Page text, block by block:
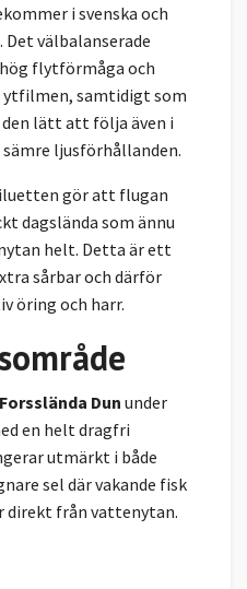
i svenska och
välbalanserade
flytförmåga och
samtidigt som
lätt att följa även i
ljusförhållanden.
gör att flugan
dagslända som ännu
helt. Detta är ett
sårbar och därför
öring och harr.
Dun under
en helt dragfri
utmärkt i både
sel där vakande fisk
direkt från vattenytan.